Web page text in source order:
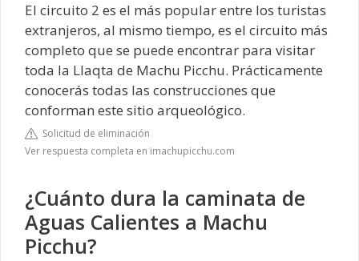
El circuito 2 es el más popular entre los turistas
extranjeros, al mismo tiempo, es el circuito más
completo que se puede encontrar para visitar
toda la Llaqta de Machu Picchu. Prácticamente
conocerás todas las construcciones que
conforman este sitio arqueológico.
Solicitud de eliminación
Ver respuesta completa en imachupicchu.com
¿Cuánto dura la caminata de
Aguas Calientes a Machu
Picchu?